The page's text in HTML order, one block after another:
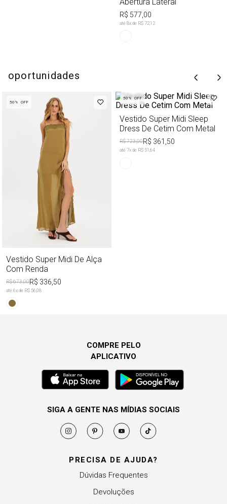
R$ 577,00
até 8x de R$ 72,12
oportunidades
50% OFF
Vestido Super Midi De Alça
Com Renda
R$ 673,00R$ 336,50
até 6x de R$ 56,08
50% OFF
Vestido Super Midi Sleep
Dress De Cetim Com Metal
R$ 723,00R$ 361,50
até 7x de R$ 51,64
PRECISA DE AJUDA?
Dúvidas Frequentes
Devoluções
COMPRE PELO
APLICATIVO
SIGA A GENTE NAS MÍDIAS SOCIAIS